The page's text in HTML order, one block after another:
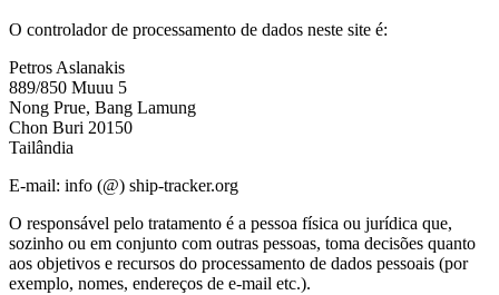
O controlador de processamento de dados neste site é:
Petros Aslanakis
889/850 Muuu 5
Nong Prue, Bang Lamung
Chon Buri 20150
Tailândia
E-mail: info (@) ship-tracker.org
O responsável pelo tratamento é a pessoa física ou jurídica que,
sozinho ou em conjunto com outras pessoas, toma decisões quanto
aos objetivos e recursos do processamento de dados pessoais (por
exemplo, nomes, endereços de e-mail etc.).